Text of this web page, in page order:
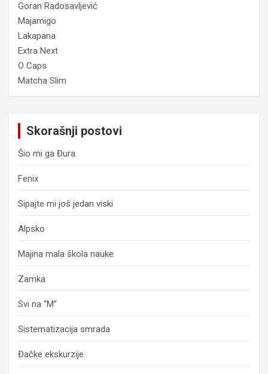
Goran Radosavljević
Majamigo
Lakapana
Extra Next
O Caps
Matcha Slim
Skorašnji postovi
Šio mi ga Đura
Fenix
Sipajte mi još jedan viski
Alpsko
Majina mala škola nauke
Zamka
Svi na “M”
Sistematizacija smrada
Đačke ekskurzije